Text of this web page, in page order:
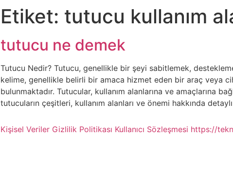
Etiket: tutucu kullanım
tutucu ne demek
Tutucu Nedir? Tutucu, genellikle bir şeyi sabitlemek,
kelime, genellikle belirli bir amaca hizmet eden bir araç veya
bulunmaktadır. Tutucular, kullanım alanlarına ve amaçlarına
tutucuların çeşitleri, kullanım alanları ve önemi hakkında
Kişisel Veriler Gizlilik Politikası Kullanıcı Sözleşmesi https://